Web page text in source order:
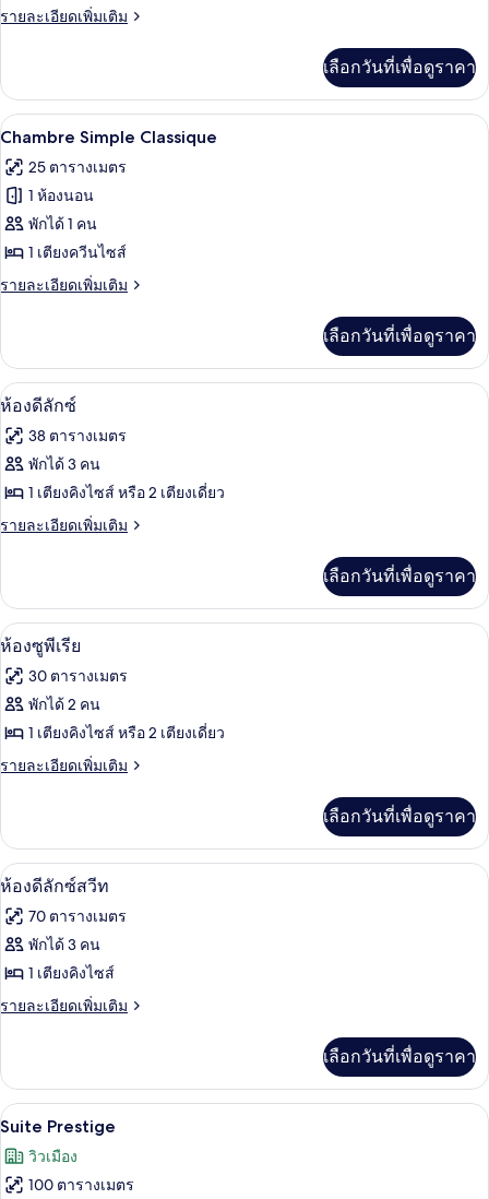
ห้อง
สวีท
รายละเอียดเพิ่มเติม
ราย
เกี่ยว
กับ
ห้อง
เนียร์
สวี
เลือกวันที่เพื่อดูราคา
เปิด
ภาพถ่าย
ทั้งหมด
ของ
Chambre
Simple
Classique
Chambre Simple Classique | เครื่อ
3
Chambre Simple Classique
25 ตารางเมตร
1 ห้องนอน
พักได้ 1 คน
1 เตียงควีนไซส์
รายละเอียดเพิ่มเติม
ราย
เกี่ยว
กับ
Chambre
Classique
เลือกวันที่เพื่อดูราคา
เปิด
ภาพถ่าย
ทั้งหมด
ของ
ห้อง
ซ์
ห้องดีลักซ์ | เครื่องนอนระดับพรีเมียม,
5
ห้องดีลักซ์
38 ตารางเมตร
พักได้ 3 คน
1 เตียงคิงไซส์ หรือ 2 เตียงเดี่ยว
รายละเอียดเพิ่มเติม
ราย
เกี่ยว
กับ
ห้อง
ลัก
ซ์
เลือกวันที่เพื่อดูราคา
เปิด
ภาพถ่าย
ทั้งหมด
ของ
ห้อง
เรีย
ห้องซูพีเรีย | เครื่องนอนระดับพรีเมียม
4
ห้องซูพีเรีย
30 ตารางเมตร
พักได้ 2 คน
1 เตียงคิงไซส์ หรือ 2 เตียงเดี่ยว
รายละเอียดเพิ่มเติม
ราย
เกี่ยว
กับ
ห้อง
พี
เรีย
เลือกวันที่เพื่อดูราคา
เปิด
ภาพถ่าย
ทั้งหมด
ของ
ห้อง
ซ์
สวีท
ห้องดีลักซ์สวีท | เครื่องนอนระดับพรีเ
5
ห้องดีลักซ์สวีท
70 ตารางเมตร
พักได้ 3 คน
1 เตียงคิงไซส์
รายละเอียดเพิ่มเติม
ราย
เกี่ยว
กับ
ห้อง
ลัก
ซ์
เลือกวันที่เพื่อดูราคา
เปิด
ภาพถ่าย
ทั้งหมด
เครื่องนอนระดับพรีเมียม, เตียงพร้อม
5
Suite Prestige
วิวเมือง
100 ตารางเมตร